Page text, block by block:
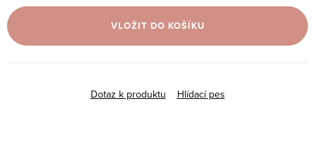
cena:
VLOŽIT DO KOŠÍKU
Dotaz k produktu Hlídací pes